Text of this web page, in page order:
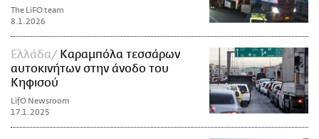
The LiFO team
8.1.2026
Ελλάδα
Καραμπόλα τεσσάρων
αυτοκινήτων στην άνοδο του
Κηφισού
LifO Newsroom
17.1.2025